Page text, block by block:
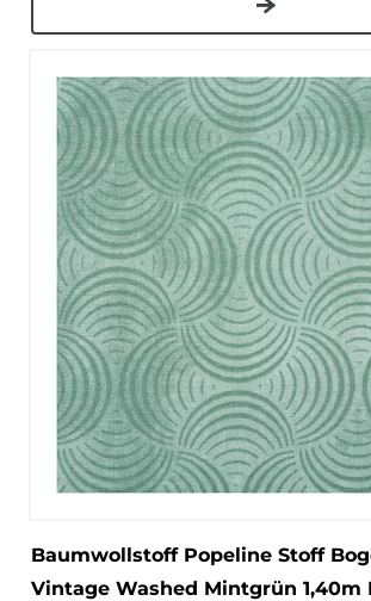
Baumwollstoff Popeline Stoff
Vintage Washed Mintgrün 1,40m